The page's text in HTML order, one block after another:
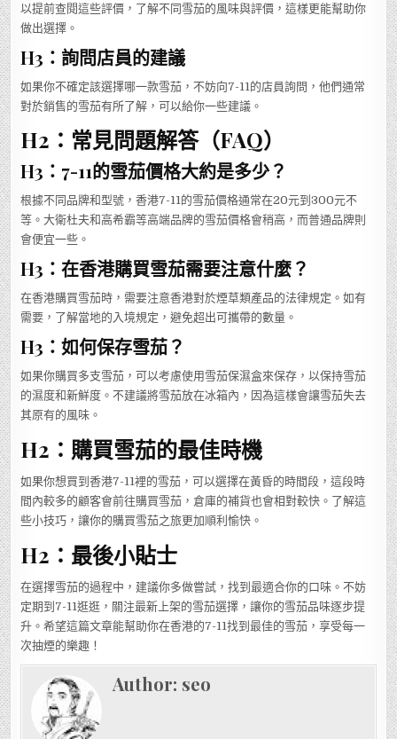
以提前查閱這些評價，了解不同雪茄的風味與評價，這樣更能幫助你
做出選擇。
H3：詢問店員的建議
如果你不確定該選擇哪一款雪茄，不妨向7-11的店員詢問，他們通常
對於銷售的雪茄有所了解，可以給你一些建議。
H2：常見問題解答（FAQ）
H3：7-11的雪茄價格大約是多少？
根據不同品牌和型號，香港7-11的雪茄價格通常在20元到300元不
等。大衛杜夫和高希霸等高端品牌的雪茄價格會稍高，而普通品牌則
會便宜一些。
H3：在香港購買雪茄需要注意什麼？
在香港購買雪茄時，需要注意香港對於煙草類產品的法律規定。如有
需要，了解當地的入境規定，避免超出可攜帶的數量。
H3：如何保存雪茄？
如果你購買多支雪茄，可以考慮使用雪茄保濕盒來保存，以保持雪茄
的濕度和新鮮度。不建議將雪茄放在冰箱內，因為這樣會讓雪茄失去
其原有的風味。
H2：購買雪茄的最佳時機
如果你想買到香港7-11裡的雪茄，可以選擇在黃昏的時間段，這段時
間內較多的顧客會前往購買雪茄，倉庫的補貨也會相對較快。了解這
些小技巧，讓你的購買雪茄之旅更加順利愉快。
H2：最後小貼士
在選擇雪茄的過程中，建議你多做嘗試，找到最適合你的口味。不妨
定期到7-11逛逛，關注最新上架的雪茄選擇，讓你的雪茄品味逐步提
升。希望這篇文章能幫助你在香港的7-11找到最佳的雪茄，享受每一
次抽煙的樂趣！
Author: seo